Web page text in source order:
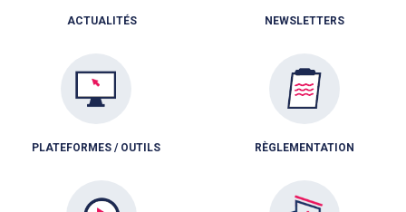
ACTUALITÉS NEWSLETTERS
PLATEFORMES / OUTILS RÈGLEMENTATION